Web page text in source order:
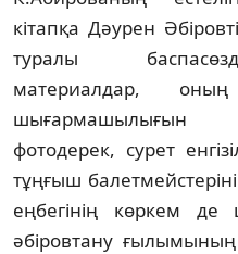
кітапқа Дәурен
туралы
материалдар,
шығармашылығын
фотодерек, сурет
тұңғыш
еңбегінің көркем
әбіровтану